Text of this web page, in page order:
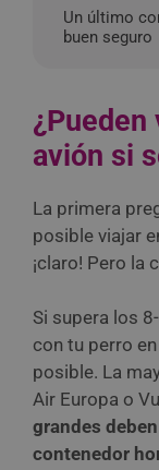
Un último
buen seguro
avión si
La primera
posible viajar
¡claro! Pero la
Si supera los
con tu perro
posible. La
Air Europa o
grandes
contenedor